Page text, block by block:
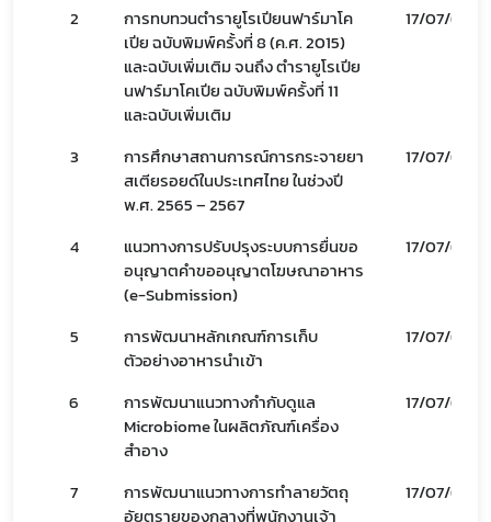
2
การทบทวนตำรายูโรเปียนฟาร์มาโค
เปีย ฉบับพิมพ์ครั้งที่ 8 (ค.ศ. 2015)
และฉบับเพิ่มเติม จนถึง ตำรายูโรเปีย
นฟาร์มาโคเปีย ฉบับพิมพ์ครั้งที่ 11
และฉบับเพิ่มเติม
17/07/69
3
การศึกษาสถานการณ์การกระจายยา
สเตียรอยด์ในประเทศไทย ในช่วงปี
พ.ศ. 2565 – 2567
17/07/69
4
แนวทางการปรับปรุงระบบการยื่นขอ
อนุญาตคำขออนุญาตโฆษณาอาหาร
(e-Submission)
17/07/69
5
การพัฒนาหลักเกณฑ์การเก็บ
ตัวอย่างอาหารนำเข้า
17/07/69
6
การพัฒนาแนวทางกำกับดูแล
Microbiome ในผลิตภัณฑ์เครื่อง
สำอาง
17/07/69
7
การพัฒนาแนวทางการทำลายวัตถุ
อัยตรายของกลางที่พนักงานเจ้า
17/07/69
Subscribe